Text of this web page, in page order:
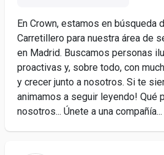
En Crown, estamos en búsqueda
Carretillero para nuestra área de
en Madrid. Buscamos personas
proactivas y, sobre todo, con
y crecer junto a nosotros. Si te
animamos a seguir leyendo! Qué
nosotros... Únete a una compañía...